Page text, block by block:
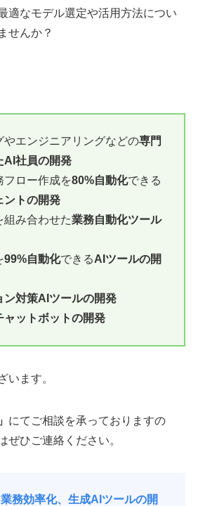
適なモデル選定や活用方法につい
せんか？
やエンジニアリングなどの専門
AI社員の開発
フロー作成を80%自動化できる
ントの開発
組み合わせた業務自動化ツール
99%自動化できるAIツールの開
ン対策AIツールの開発
ャットボットの開発
います。
にてご相談を承っておりますの
ぜひご連絡ください。
務効率化、生成AIツールの開